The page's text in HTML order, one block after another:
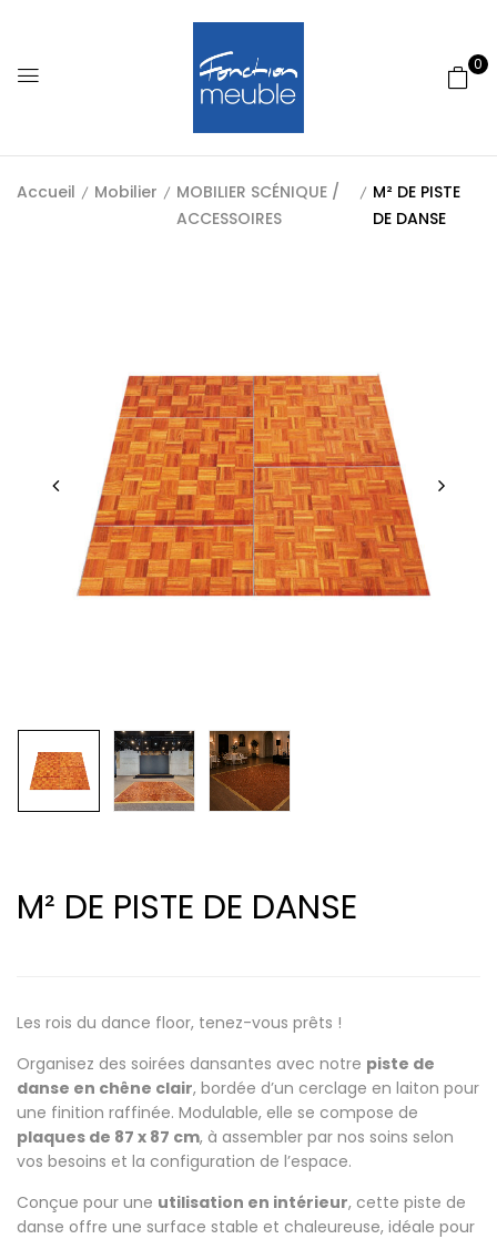
0
Accueil Mobilier
MOBILIER SCÉNIQUE /
ACCESSOIRES
M² DE PISTE
DE DANSE
M² DE PISTE DE DANSE
Les rois du dance floor, tenez-vous prêts !
Organisez des soirées dansantes avec notre piste de
danse en chêne clair, bordée d’un cerclage en laiton pour
une finition raffinée. Modulable, elle se compose de
plaques de 87 x 87 cm, à assembler par nos soins selon
vos besoins et la configuration de l’espace.
Conçue pour une utilisation en intérieur, cette piste de
danse offre une surface stable et chaleureuse, idéale pour